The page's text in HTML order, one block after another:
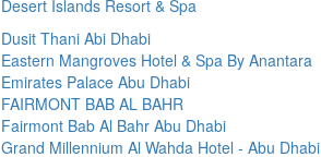
Desert Islands Resort & Spa
Dusit Thani Abi Dhabi
Eastern Mangroves Hotel & Spa By Anantara
Emirates Palace Abu Dhabi
FAIRMONT BAB AL BAHR
Fairmont Bab Al Bahr Abu Dhabi
Grand Millennium Al Wahda Hotel - Abu Dhabi